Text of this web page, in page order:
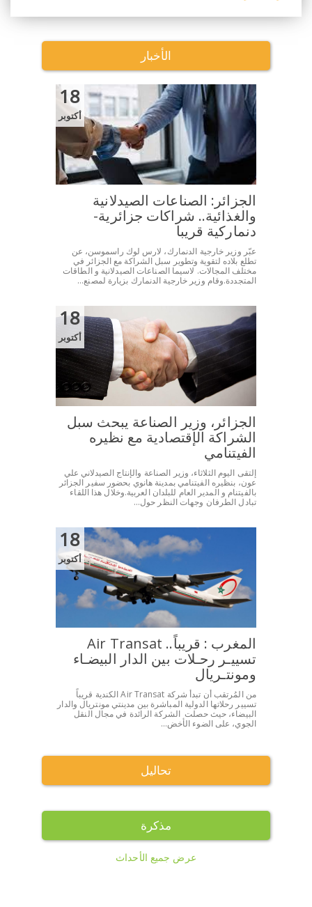
الأخبار
18
أكتوبر
الجزائر: الصناعات الصيدلانية
والغذائية.. شراكات جزائرية-
دنماركية قريبا
عبّر وزير خارجية الدنمارك، لارس لوك راسموسن، عن
تطلع بلاده لتقوية وتطوير سبل الشراكة مع الجزائر في
مختلف المجالات. لاسيما الصناعات الصيدلانية و الطاقات
المتجددة.وقام وزير خارجية الدنمارك بزيارة لمصنع...
18
أكتوبر
الجزائر، وزير الصناعة يبحث سبل
الشراكة الإقتصادية مع نظيره
الفيتنامي
إلتقى اليوم الثلاثاء، وزير الصناعة والإنتاج الصيدلاني علي
عون، بنظيره الفيتنامي بمدينة هانوي بحضور سفير الجزائر
بالفيتنام و المدير العام للبلدان العربية.وخلال هذا اللقاء
تبادل الطرفان وجهات النظر حول...
18
أكتوبر
المغرب : قريباً.. Air Transat
تسييـر رحـلات بين الدار البيضـاء
ومونتـريال
من المُرتقب أن تبدأ شركة Air Transat الكندية قريباً
تسيير رحلاتها الدولية المباشرة بين مدينتي مونتريال والدار
البيضاء، حيث حصلت الشركة الرائدة في مجال النقل
الجوي، على الضوء الأخض...
تحاليل
مذكرة
عرض جميع الأحداث